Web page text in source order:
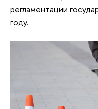
регламентации
году.